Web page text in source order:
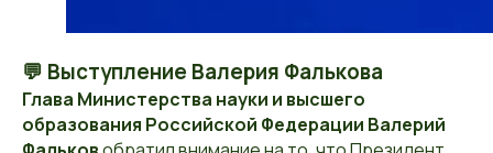
💬 Выступление Валерия Фалькова
Глава Министерства науки и высшего
образования Российской Федерации Валерий